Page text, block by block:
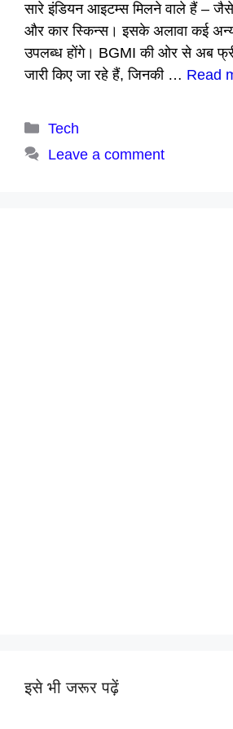
सारे इंडियन आइटम्स मिलने वाले हैं –
और कार स्किन्स। इसके अलावा कई अन्य
उपलब्ध होंगे। BGMI की ओर से अब
जारी किए जा रहे हैं, जिनकी … Read
Categories
Tech
Leave a comment
इसे भी जरूर पढ़ें